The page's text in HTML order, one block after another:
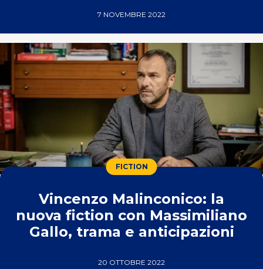
7 NOVEMBRE 2022
FICTION
Vincenzo Malinconico: la
nuova fiction con Massimiliano
Gallo, trama e anticipazioni
20 OTTOBRE 2022